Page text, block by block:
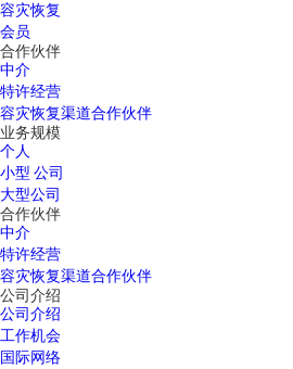
容灾恢复
会员
合作伙伴
中介
特许经营
容灾恢复渠道合作伙伴
业务规模
个人
小型 公司
大型公司
合作伙伴
中介
特许经营
容灾恢复渠道合作伙伴
公司介绍
公司介绍
工作机会
国际网络